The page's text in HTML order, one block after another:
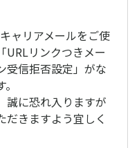
ャリアメールをご使
URLリンクつきメー
受信拒否設定」がな
誠に恐れ入りますが
だきますよう宜しく